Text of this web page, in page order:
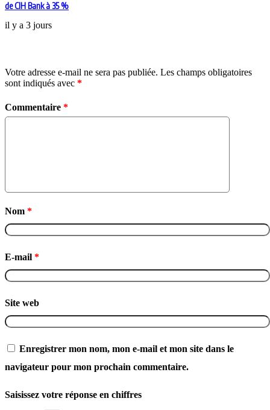
de CIH Bank à 35 %
il y a 3 jours
Votre adresse e-mail ne sera pas publiée. Les champs obligatoires
sont indiqués avec *
Commentaire *
Nom *
E-mail *
Site web
Enregistrer mon nom, mon e-mail et mon site dans le
navigateur pour mon prochain commentaire.
Saisissez votre réponse en chiffres